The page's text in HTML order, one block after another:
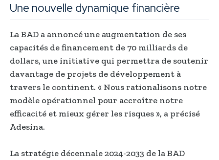
Une nouvelle dynamique financière
La BAD a annoncé une augmentation de ses
capacités de financement de 70 milliards de
dollars, une initiative qui permettra de soutenir
davantage de projets de développement à
travers le continent. « Nous rationalisons notre
modèle opérationnel pour accroître notre
efficacité et mieux gérer les risques », a précisé
Adesina.
La stratégie décennale 2024-2033 de la BAD